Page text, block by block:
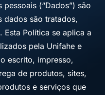
(“Dados”) são
dados são tratados,
Política se aplica a
pela Unifahe e
escrito, impresso,
de produtos, sites,
e serviços que